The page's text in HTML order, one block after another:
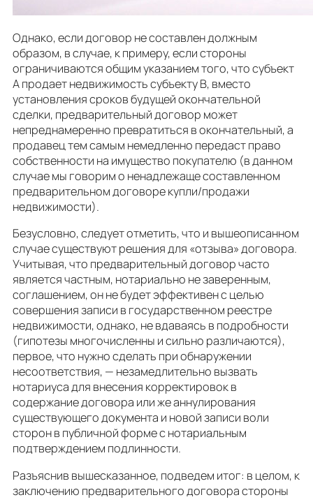
Однако, если договор не составлен должным
образом, в случае, к примеру, если стороны
ограничиваются общим указанием того, что субъект
А продает недвижимость субъекту В, вместо
установления сроков будущей окончательной
сделки, предварительный договор может
непреднамеренно превратиться в окончательный, а
продавец тем самым немедленно передаст право
собственности на имущество покупателю (в данном
случае мы говорим о ненадлежаще составленном
предварительном договоре купли/продажи
недвижимости).
Безусловно, следует отметить, что и вышеописанном
случае существуют решения для «отзыва» договора.
Учитывая, что предварительный договор часто
является частным, нотариально не заверенным,
соглашением, он не будет эффективен с целью
совершения записи в государственном реестре
недвижимости, однако, не вдаваясь в подробности
(гипотезы многочисленны и сильно различаются),
первое, что нужно сделать при обнаружении
несоответствия, — незамедлительно вызвать
нотариуса для внесения корректировок в
содержание договора или же аннулирования
существующего документа и новой записи воли
сторон в публичной форме с нотариальным
подтверждением подлинности.
Разъяснив вышесказанное, подведем итог: в целом, к
заключению предварительного договора стороны